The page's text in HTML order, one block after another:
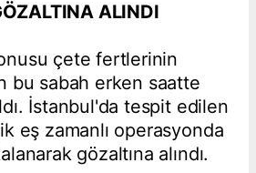
ALINDI
çete fertlerinin
bu sabah erken saatte
İstanbul'da tespit edilen
eş zamanlı operasyonda
gözaltına alındı.